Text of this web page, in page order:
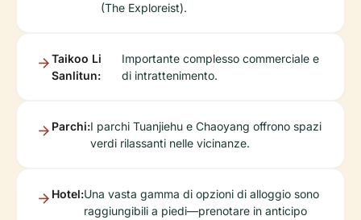
(The Exploreist).
Taikoo Li
Sanlitun:
Importante complesso commerciale e
di intrattenimento.
Parchi:I parchi Tuanjiehu e Chaoyang offrono spazi
verdi rilassanti nelle vicinanze.
Hotel:Una vasta gamma di opzioni di alloggio sono
raggiungibili a piedi—prenotare in anticipo